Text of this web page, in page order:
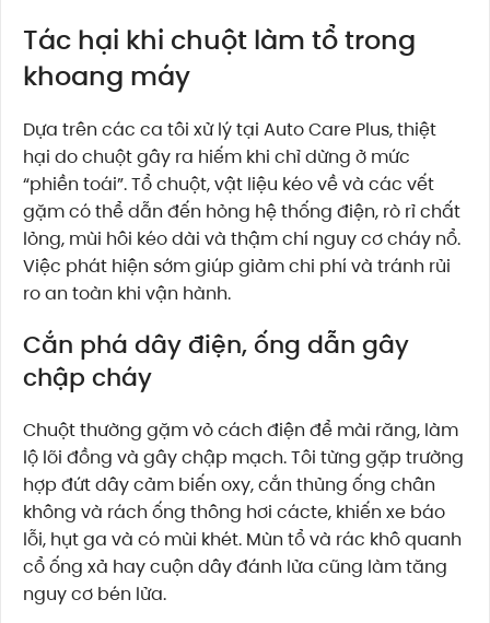
Tác hại khi chuột làm tổ trong
khoang máy
Dựa trên các ca tôi xử lý tại Auto Care Plus, thiệt
hại do chuột gây ra hiếm khi chỉ dừng ở mức
“phiền toái”. Tổ chuột, vật liệu kéo về và các vết
gặm có thể dẫn đến hỏng hệ thống điện, rò rỉ chất
lỏng, mùi hôi kéo dài và thậm chí nguy cơ cháy nổ.
Việc phát hiện sớm giúp giảm chi phí và tránh rủi
ro an toàn khi vận hành.
Cắn phá dây điện, ống dẫn gây
chập cháy
Chuột thường gặm vỏ cách điện để mài răng, làm
lộ lõi đồng và gây chập mạch. Tôi từng gặp trường
hợp đứt dây cảm biến oxy, cắn thủng ống chân
không và rách ống thông hơi cácte, khiến xe báo
lỗi, hụt ga và có mùi khét. Mùn tổ và rác khô quanh
cổ ống xả hay cuộn dây đánh lửa cũng làm tăng
nguy cơ bén lửa.